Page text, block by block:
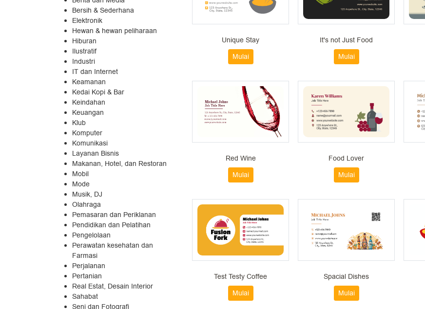
Bersih & Sederhana
Elektronik
Hewan & hewan peliharaan
Hiburan
Ilustratif
Industri
IT dan Internet
Keamanan
Kedai Kopi & Bar
Keindahan
Keuangan
Klub
Komputer
Komunikasi
Layanan Bisnis
Makanan, Hotel, dan Restoran
Mobil
Mode
Musik, DJ
Olahraga
Pemasaran dan Periklanan
Pendidikan dan Pelatihan
Pengelolaan
Perawatan kesehatan dan
Farmasi
Perjalanan
Pertanian
Real Estat, Desain Interior
Sahabat
Seni dan Fotografi
Unique Stay
Mulai
It's not Just Food
Mulai
Red Wine
Mulai
Food Lover
Mulai
Test Testy Coffee
Mulai
Spacial Dishes
Mulai